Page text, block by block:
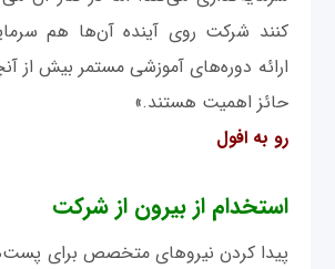
کنند شرکت روی آینده آن‌ها هم
ارائه دوره‌های آموزشی مستمر بیش از
حائز اهمیت هستند.»
رو به افول
استخدام از بیرون از شرکت
پیدا کردن نیروهای متخصص برای